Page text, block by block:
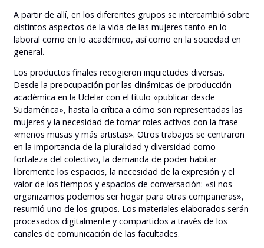
A partir de allí, en los diferentes grupos se intercambió sobre
distintos aspectos de la vida de las mujeres tanto en lo
laboral como en lo académico, así como en la sociedad en
general.
Los productos finales recogieron inquietudes diversas.
Desde la preocupación por las dinámicas de producción
académica en la Udelar con el título «publicar desde
Sudamérica», hasta la crítica a cómo son representadas las
mujeres y la necesidad de tomar roles activos con la frase
«menos musas y más artistas». Otros trabajos se centraron
en la importancia de la pluralidad y diversidad como
fortaleza del colectivo, la demanda de poder habitar
libremente los espacios, la necesidad de la expresión y el
valor de los tiempos y espacios de conversación: «si nos
organizamos podemos ser hogar para otras compañeras»,
resumió uno de los grupos. Los materiales elaborados serán
procesados digitalmente y compartidos a través de los
canales de comunicación de las facultades.